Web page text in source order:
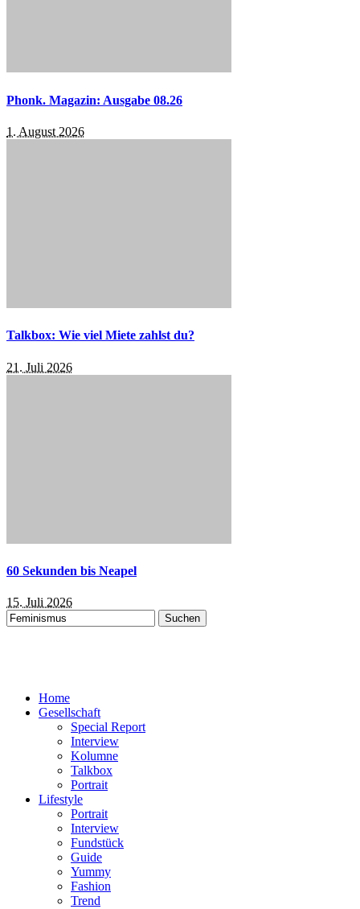
Phonk. Magazin: Ausgabe 08.26
1. August 2026
Talkbox: Wie viel Miete zahlst du?
21. Juli 2026
60 Sekunden bis Neapel
15. Juli 2026
Suchen
nach:
Home
Gesellschaft
Special Report
Interview
Kolumne
Talkbox
Portrait
Lifestyle
Portrait
Interview
Fundstück
Guide
Yummy
Fashion
Trend